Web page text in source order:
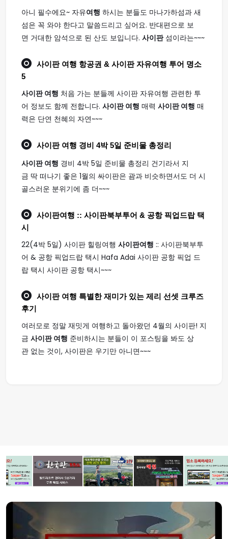
아니 필수에요~ 자유여행 하시는 분들도 마나가하섬과 새
섬은 꼭 와야 한다고 말씀드리고 싶어요. 반대편으로 보
면 거대한 암석으로 된 산도 보입니다. 사이판섬이라는~~~
사이판 여행 항공권 & 사이판 자유여행 투어 명소
5
사이판 여행 처음 가는 분들께 사이판 자유여행 관련한 투
어 정보도 함께 전합니다. 사이판 여행 매력 사이판 여행 매
력은 단연 천혜의 자연~~~
사이판 여행 경비 4박 5일 준비물 총정리
사이판 여행 경비 4박 5일 준비물 총정리 건기라서 지
금 딱 떠나기 좋은 1월의 싸이판은 괌과 비슷하면서도 더 시
골스러운 분위기에 좀 더~~~
사이판여행 :: 사이판북부투어 & 공항 픽업드랍 택
시
22(4박 5일) 사이판 힐링여행 사이판여행 :: 사이판북부투
어 & 공항 픽업드랍 택시 Hafa Adai 사이판 공항 픽업 드
랍 택시 사이판 공항 택시~~~
사이판 여행 특별한 재미가 있는 제리 선셋 크루즈
후기
여러모로 정말 재밋게 여행하고 돌아왔던 4월의 사이판! 지
금 사이판 여행 준비하시는 분들이 이 포스팅을 봐도 상
관 없는 것이, 사이판은 우기만 아니면~~~